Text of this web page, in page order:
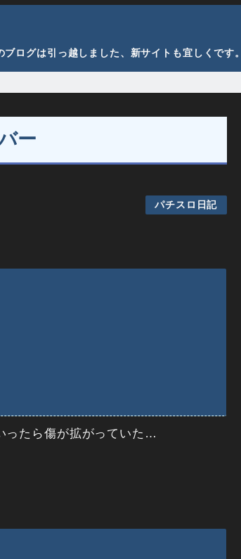
ログは引っ越しました、新サイトも宜しくです。
ー
パチスロ日記
ったら傷が拡がっていた…